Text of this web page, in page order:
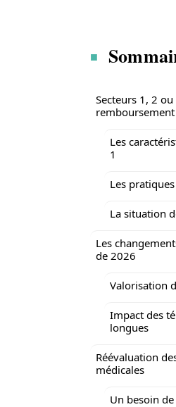
Secteurs 1, 2
remboursement
Les
1
Les
La situation
Les
de 2026
Valorisation
Impact des
longues
Réévaluation
médicales
Un besoin